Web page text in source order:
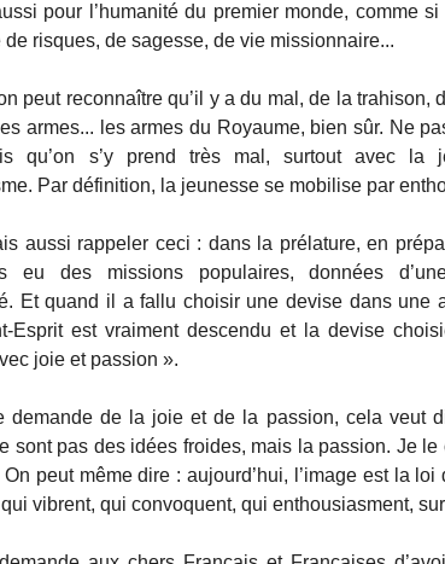
pour l’humanité du premier monde, comme
de risques, de sagesse, de vie missionnaire...
peut reconnaître qu’il y a du mal, de la trahison,
armes... les armes du Royaume, bien sûr. Ne
qu’on s’y prend très mal, surtout avec la
Par définition, la jeunesse se mobilise par
aussi rappeler ceci : dans la prélature, en
eu des missions populaires, données
Et quand il a fallu choisir une devise dans une
Esprit est vraiment descendu et la devise
joie et passion ».
demande de la joie et de la passion, cela veut
sont pas des idées froides, mais la passion. Je
On peut même dire : aujourd’hui, l’image est la
vibrent, qui convoquent, qui enthousiasment,